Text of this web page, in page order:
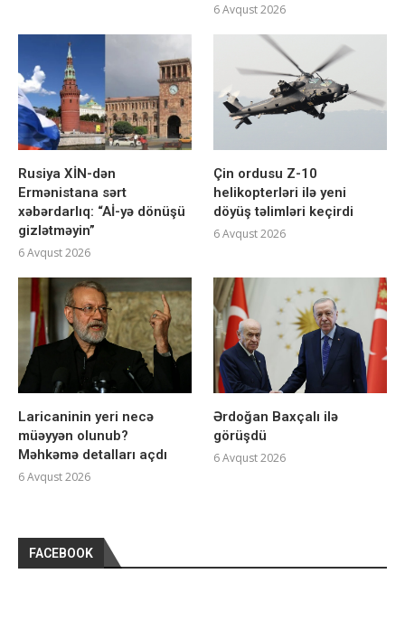
6 Avqust 2026
Rusiya XİN-dən
Ermənistana sərt
xəbərdarlıq: “Aİ-yə dönüşü
gizlətməyin”
6 Avqust 2026
Çin ordusu Z-10
helikopterləri ilə yeni
döyüş təlimləri keçirdi
6 Avqust 2026
Laricaninin yeri necə
müəyyən olunub?
Məhkəmə detalları açdı
6 Avqust 2026
Ərdoğan Baxçalı ilə
görüşdü
6 Avqust 2026
FACEBOOK